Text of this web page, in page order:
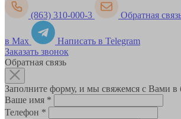
(863) 310-000-3 Обратная
в Max
Написать в Telegram
Заказать звонок
Обратная связь
Заполните форму, и мы свяжемся с Вами
Ваше имя *
Телефон *